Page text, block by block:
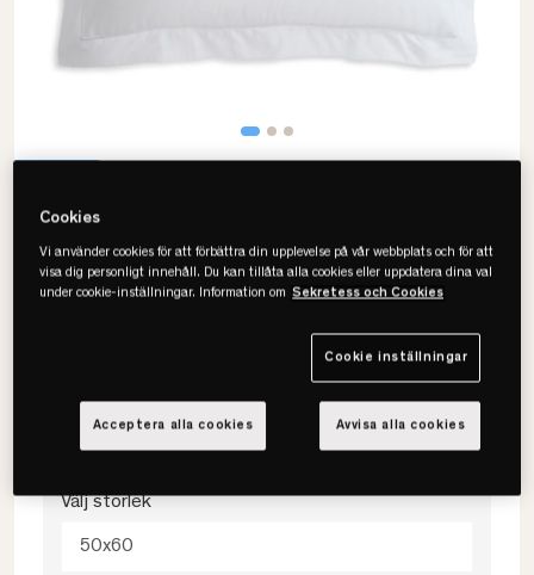
Carpe Diem Beds
• OEKO-TEX-Certifierad
Välj storlek
50x60
Cookies
Vi använder cookies för att förbättra din upplevelse på vår webbplats och för att
visa dig personligt innehåll. Du kan tillåta alla cookies eller uppdatera dina val
under cookie-inställningar. Information om Sekretess och Cookies
Cookie inställningar
Avvisa alla cookies
Acceptera alla cookies